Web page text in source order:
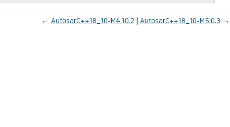
← AutosarC++18_10-M4.10.2 AutosarC++18_10-M5.0.3 →